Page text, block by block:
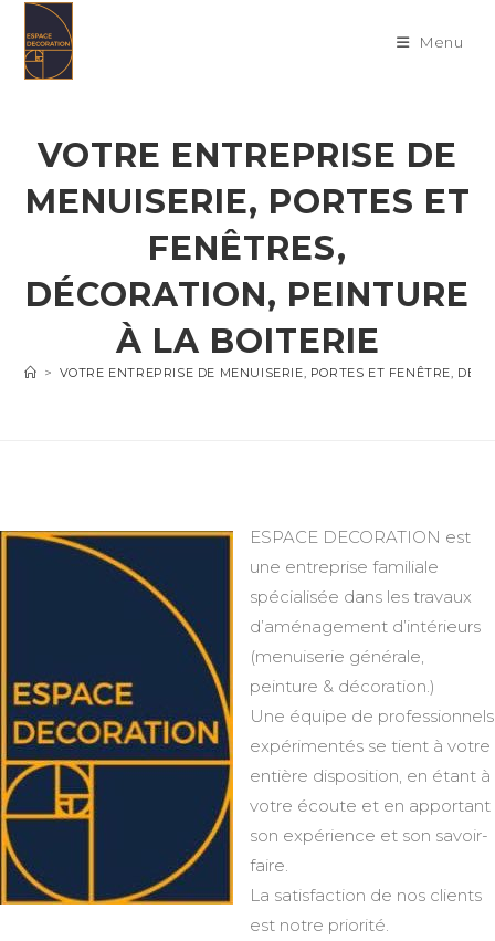
content
Menu
VOTRE ENTREPRISE DE
MENUISERIE, PORTES ET
FENÊTRES,
DÉCORATION, PEINTURE
À LA BOITERIE
> VOTRE ENTREPRISE DE MENUISERIE, PORTES ET FENÊTRE,
ESPACE DECORATION est
une entreprise familiale
spécialisée dans les travaux
d’aménagement d’intérieurs
(menuiserie générale,
peinture & décoration.)
Une équipe de professionnels
expérimentés se tient à votre
entière disposition, en étant à
votre écoute et en apportant
son expérience et son savoir-
faire.
La satisfaction de nos clients
est notre priorité.